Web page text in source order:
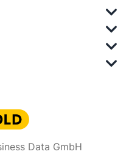
Data GmbH